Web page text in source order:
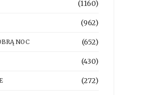
(1160)
(962)
NOC (652)
(430)
(272)